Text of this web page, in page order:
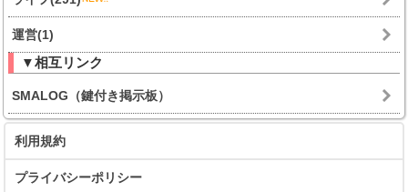
運営(1)
▼相互リンク
SMALOG（鍵付き掲示板）
利用規約
プライバシーポリシー